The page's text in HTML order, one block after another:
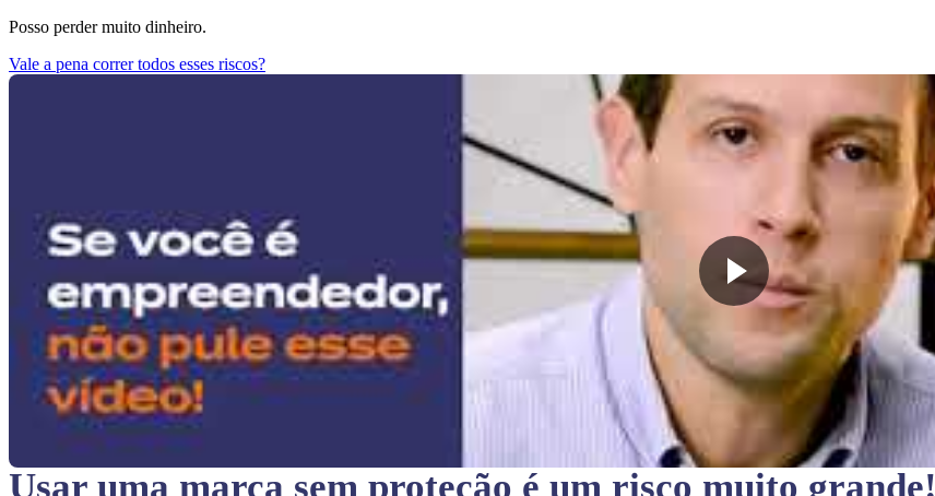
Posso perder muito dinheiro.
Vale a pena correr todos esses riscos?
Usar uma marca sem proteção é um risco muito grande!